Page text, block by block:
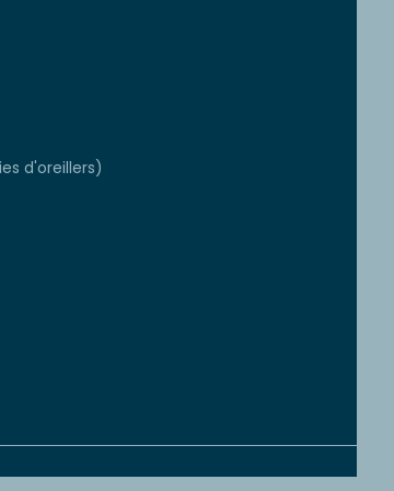
d'oreillers)